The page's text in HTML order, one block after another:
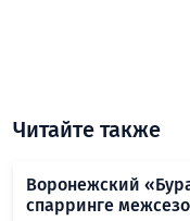
Читайте также
Воронежский
спарринге